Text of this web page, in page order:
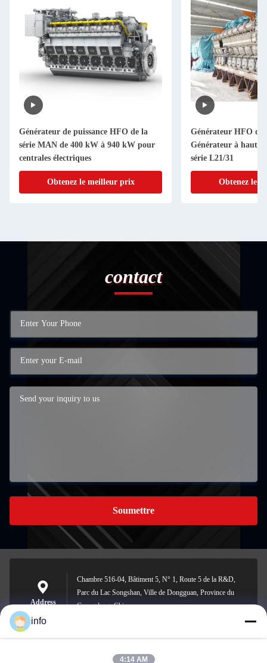
Générateur de puissance HFO de la
série MAN de 400 kW à 940 kW pour
centrales électriques
Obtenez le meilleur prix
Générateur HFO de
Générateur à haut
série L21/31
Obtenez le
contact
Soumettre
Address
Chambre 516-04, Bâtiment 5, N° 1, Route 5 de la R&D,
Parc du Lac Songshan, Ville de Dongguan, Province du
Guangdong, Chine
info
4:14 AM